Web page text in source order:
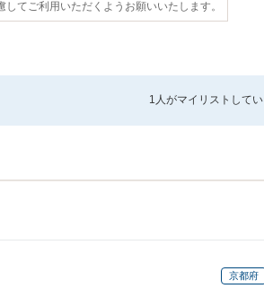
てご利用いただくようお願いいたします。
1人がマイリストして
京都府